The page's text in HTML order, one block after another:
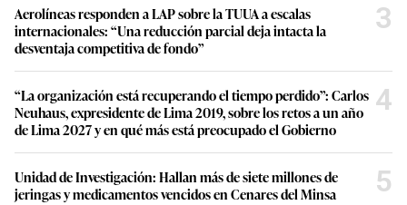
Aerolíneas responden a LAP sobre la TUUA a escalas
internacionales: “Una reducción parcial deja intacta la
desventaja competitiva de fondo”
3
“La organización está recuperando el tiempo perdido”: Carlos
Neuhaus, expresidente de Lima 2019, sobre los retos a un año
de Lima 2027 y en qué más está preocupado el Gobierno
4
Unidad de Investigación: Hallan más de siete millones de
jeringas y medicamentos vencidos en Cenares del Minsa
5